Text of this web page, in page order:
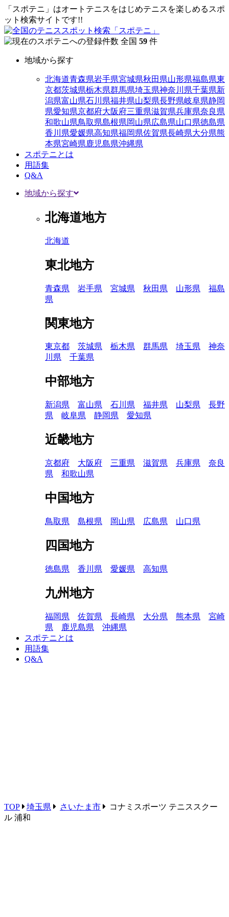
「スポテニ」はオートテニスをはじめテニスを楽しめるスポ
ット検索サイトです!!
全国 59 件
地域から探す
北海道青森県岩手県宮城県秋田県山形県福島県東
京都茨城県栃木県群馬県埼玉県神奈川県千葉県新
潟県富山県石川県福井県山梨県長野県岐阜県静岡
県愛知県京都府大阪府三重県滋賀県兵庫県奈良県
和歌山県鳥取県島根県岡山県広島県山口県徳島県
香川県愛媛県高知県福岡県佐賀県長崎県大分県熊
本県宮崎県鹿児島県沖縄県
スポテニとは
用語集
Q&A
地域から探す
北海道地方
北海道
東北地方
青森県 岩手県 宮城県 秋田県 山形県
福島
県
関東地方
東京都 茨城県 栃木県 群馬県 埼玉県
神奈
川県
千葉県
中部地方
新潟県 富山県 石川県 福井県 山梨県
長野
県
岐阜県 静岡県 愛知県
近畿地方
京都府 大阪府 三重県 滋賀県 兵庫県
奈良
県
和歌山県
中国地方
鳥取県 島根県 岡山県 広島県 山口県
四国地方
徳島県 香川県 愛媛県 高知県
九州地方
福岡県 佐賀県 長崎県 大分県 熊本県
宮崎
県
鹿児島県
沖縄県
スポテニとは
用語集
Q&A
TOP 埼玉県 さいたま市
コナミスポーツ テニススクー
ル 浦和